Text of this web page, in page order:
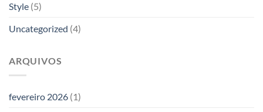
Style (5)
Uncategorized (4)
ARQUIVOS
fevereiro 2026 (1)